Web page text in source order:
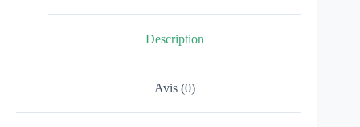
Description
Avis (0)